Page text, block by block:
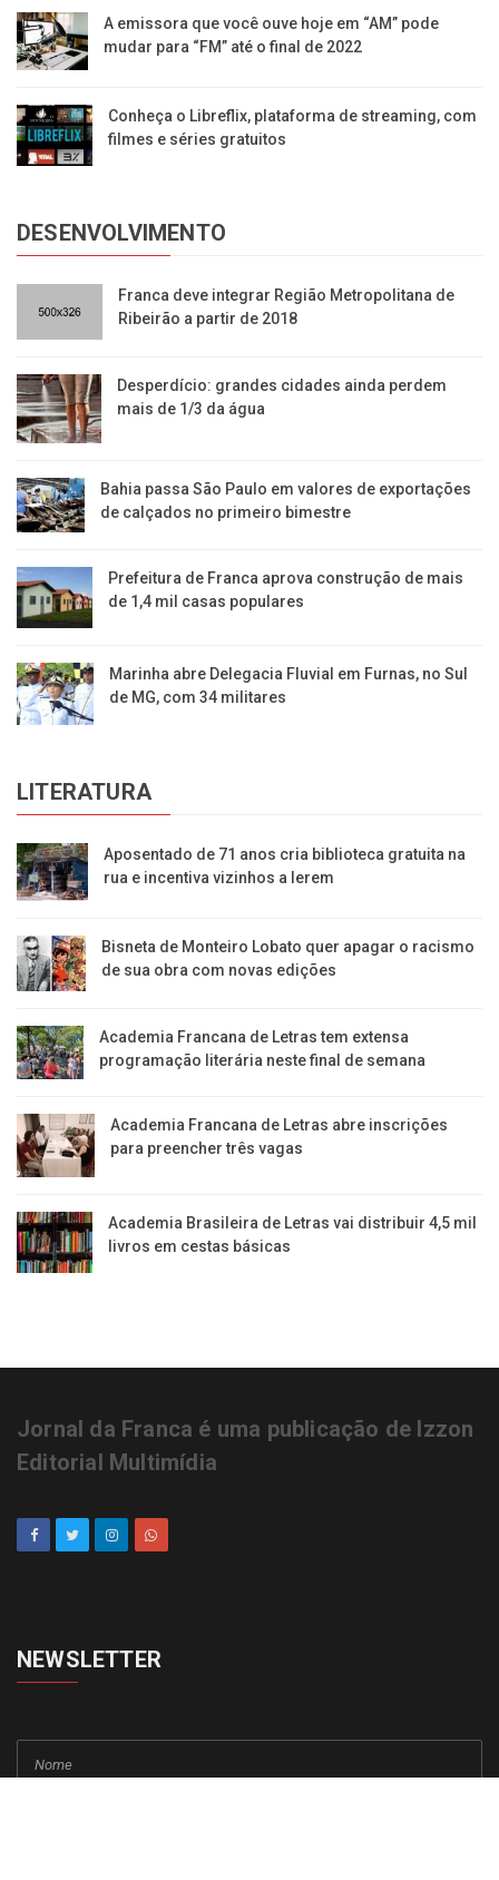
A emissora que você ouve hoje em “AM” pode
mudar para “FM” até o final de 2022
Conheça o Libreflix, plataforma de streaming, com
filmes e séries gratuitos
DESENVOLVIMENTO
Franca deve integrar Região Metropolitana de
Ribeirão a partir de 2018
Desperdício: grandes cidades ainda perdem
mais de 1/3 da água
Bahia passa São Paulo em valores de exportações
de calçados no primeiro bimestre
Prefeitura de Franca aprova construção de mais
de 1,4 mil casas populares
Marinha abre Delegacia Fluvial em Furnas, no Sul
de MG, com 34 militares
LITERATURA
Aposentado de 71 anos cria biblioteca gratuita na
rua e incentiva vizinhos a lerem
Bisneta de Monteiro Lobato quer apagar o racismo
de sua obra com novas edições
Academia Francana de Letras tem extensa
programação literária neste final de semana
Academia Francana de Letras abre inscrições
para preencher três vagas
Academia Brasileira de Letras vai distribuir 4,5 mil
livros em cestas básicas
Jornal da Franca é uma publicação de Izzon
Editorial Multimídia
NEWSLETTER